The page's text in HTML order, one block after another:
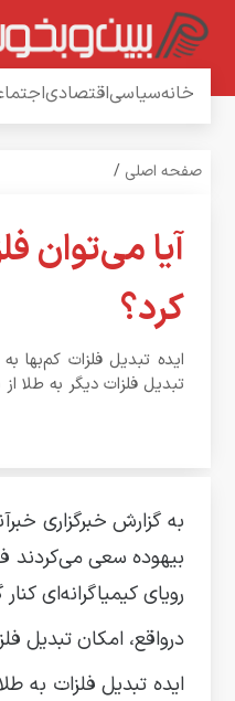
خانهسیاسیاقتصادی
صفحه اصلی /
آیا می‌توان
کرد؟
ایده تبدیل فلزات کم‌بها
تبدیل فلزات دیگر به طلا
به گزارش خبرگزاری
بیهوده سعی می‌کردند
رویای کیمیاگرانه‌ای
درواقع، امکان تبدیل
ایده تبدیل فلزات به